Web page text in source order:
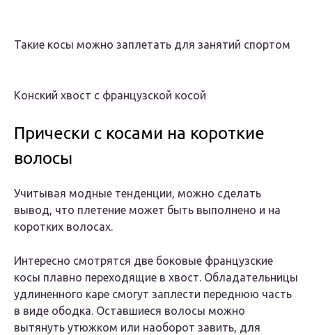
Такие косы можно заплетать для занятий спортом
Конский хвост с французской косой
Прически с косами на короткие
волосы
Учитывая модные тенденции, можно сделать
вывод, что плетение может быть выполнено и на
коротких волосах.
Интересно смотрятся две боковые французские
косы плавно переходящие в хвост. Обладательницы
удлиненного каре смогут заплести переднюю часть
в виде ободка. Оставшиеся волосы можно
вытянуть утюжком или наоборот завить, для